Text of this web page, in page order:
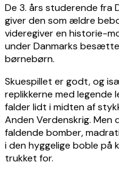
De 3. års studerende fra
giver den som ældre
videregiver en historie-
under Danmarks
børnebørn.
Skuespillet er godt, og
replikkerne med legende
falder lidt i midten af
Anden Verdenskrig.
faldende bomber,
i den hyggelige boble på
trukket for.